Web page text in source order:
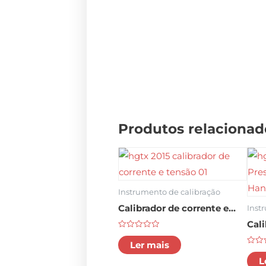
Produtos
Instrumento de calibração
Calibrador de corrente e
tensão HGTX-2015
Classificado
como
0
em
Ler mais
como